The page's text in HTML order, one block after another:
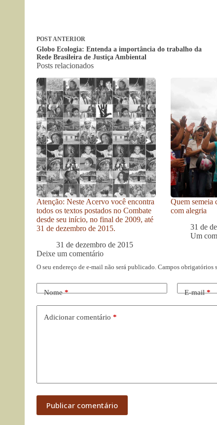
POSTANTERIOR
Globo Ecologia: Entenda a importância do trabalho da
Rede Brasileira de Justiça Ambiental
Posts relacionados
Atenção: Neste Acervo você encontra
todos os textos postados no Combate
desde seu início, no final de 2009, até
31 de dezembro de 2015.
31 de dezembro de 2015
Quem semeia
com alegria
31 de
Um
Deixe um comentário
O seu endereço de e-mail não será publicado. Campos obrigatórios
Nome* E-mail*
Adicionar comentário *
Publicar comentário